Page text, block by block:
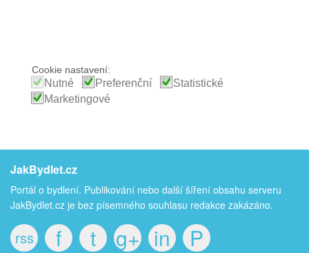
JakBydlet.cz
Portál o bydlení. Publikování nebo další šíření obsahu serveru
JakBydlet.cz je bez písemného souhlasu redakce zakázáno.
rss f t g+ in P
Cookie nastavení:
Nutné Preferenční
Statistické
Marketingové